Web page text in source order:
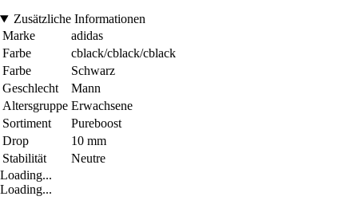
Zusätzliche Informationen
Marke
adidas
Farbe
cblack/cblack/cblack
Farbe
Schwarz
Geschlecht
Mann
Altersgruppe Erwachsene
Sortiment
Pureboost
Drop
10 mm
Stabilität
Neutre
Loading...
Loading...